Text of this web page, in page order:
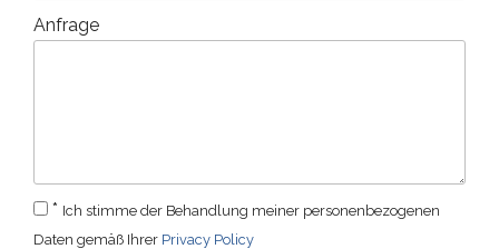
Anfrage
* Ich stimme der Behandlung meiner personenbezogenen
Daten gemäß Ihrer Privacy Policy